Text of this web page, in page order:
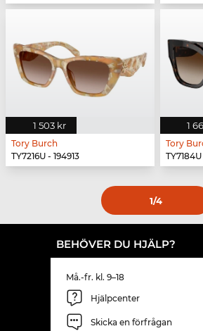
1 503 kr
Tory Burch
TY7216U - 194913
1
Tory
TY7184U
1/4
BEHÖVER DU HJÄLP?
Må.-fr. kl. 9–18
Hjälpcenter
Skicka en förfrågan